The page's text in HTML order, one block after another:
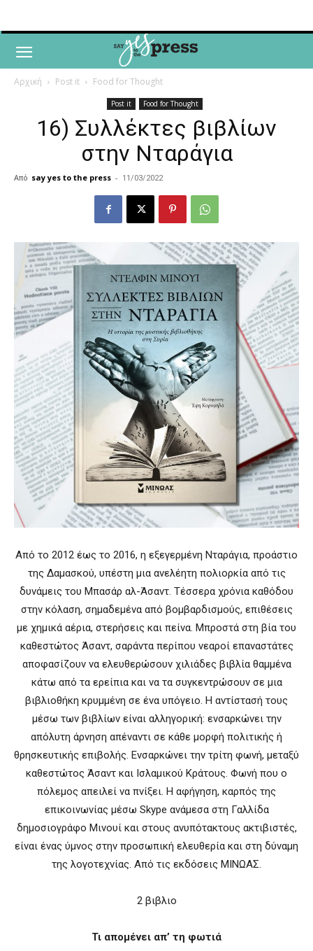
Αρχική Post it Food for Thought
Post it Food for Thought
16) Συλλέκτες βιβλίων
στην Νταράγια
Από say yes to the press - 11/03/2022
Από το 2012 έως το 2016, η εξεγερμένη Νταράγια, προάστιο
της Δαμασκού, υπέστη μια ανελέητη πολιορκία από τις
δυνάμεις του Μπασάρ αλ-Άσαντ. Τέσσερα χρόνια καθόδου
στην κόλαση, σημαδεμένα από βομβαρδισμούς, επιθέσεις
με χημικά αέρια, στερήσεις και πείνα. Μπροστά στη βία του
καθεστώτος Άσαντ, σαράντα περίπου νεαροί επαναστάτες
αποφασίζουν να ελευθερώσουν χιλιάδες βιβλία θαμμένα
κάτω από τα ερείπια και να τα συγκεντρώσουν σε μια
βιβλιοθήκη κρυμμένη σε ένα υπόγειο. Η αντίστασή τους
μέσω των βιβλίων είναι αλληγορική: ενσαρκώνει την
απόλυτη άρνηση απέναντι σε κάθε μορφή πολιτικής ή
θρησκευτικής επιβολής. Ενσαρκώνει την τρίτη φωνή, μεταξύ
καθεστώτος Άσαντ και Ισλαμικού Κράτους. Φωνή που ο
πόλεμος απειλεί να πνίξει. Η αφήγηση, καρπός της
επικοινωνίας μέσω Skype ανάμεσα στη Γαλλίδα
δημοσιογράφο Μινουί και στους ανυπότακτους ακτιβιστές,
είναι ένας ύμνος στην προσωπική ελευθερία και στη δύναμη
της λογοτεχνίας. Aπό τις εκδόσεις ΜΙΝΩΑΣ.
2 βιβλιο
Τι απομένει απ’ τη φωτιά